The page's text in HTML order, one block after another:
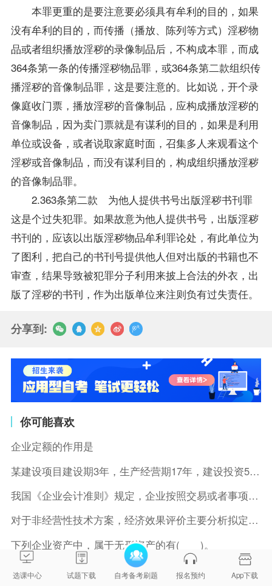
本罪更重的是要注意要必须具有牟利的目的，如果
没有牟利的目的，而传播（播放、陈列等方式）淫秽物
品或者组织播放淫秽的录像制品后，不构成本罪，而成
364条第一条的传播淫秽物品罪，或364条第二款组织传
播淫秽的音像制品罪，这是要注意的。比如说，开个录
像庭收门票，播放淫秽的音像制品，应构成播放淫秽的
音像制品，因为卖门票就是有谋利的目的，如果是利用
单位或设备，或者说取家庭时面，召集多人来观看这个
淫秽或音像制品，而没有谋利目的，构成组织播放淫秽
的音像制品罪。
2.363条第二款 为他人提供书号出版淫秽书刊罪
这是个过失犯罪。如果故意为他人提供书号，出版淫秽
书刊的，应该以出版淫秽物品牟利罪论处，有此单位为
了图利，把自己的书刊号提供他人但对出版的书籍也不
审查，结果导致被犯罪分子利用来披上合法的外衣，出
版了淫秽的书刊，作为出版单位来注则负有过失责任。
分享到:
你可能喜欢
企业定额的作用是
某建设项目建设期3年，生产经营期17年，建设投资5500万元
我国《企业会计准则》规定，企业按照交易或者事项的经济特征确定
对于非经营性技术方案，经济效果评价主要分析拟定方案的( )。
下列企业资产中，属于无形资产的有( )。
下列各项成本费用中，不属于固定成本的是( )。
选课中心 试题下载 自考备考刷题 报名预约 App下载